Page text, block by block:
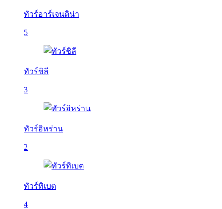
ทัวร์อาร์เจนติน่า
5
ทัวร์ชิลี
3
ทัวร์อิหร่าน
2
ทัวร์ทิเบต
4